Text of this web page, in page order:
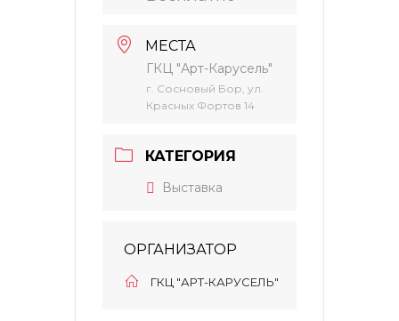
МЕСТА
ГКЦ "Арт-Карусель"
г. Сосновый Бор, ул.
Красных Фортов 14
КАТЕГОРИЯ
Выставка
ОРГАНИЗАТОР
ГКЦ "АРТ-КАРУСЕЛЬ"